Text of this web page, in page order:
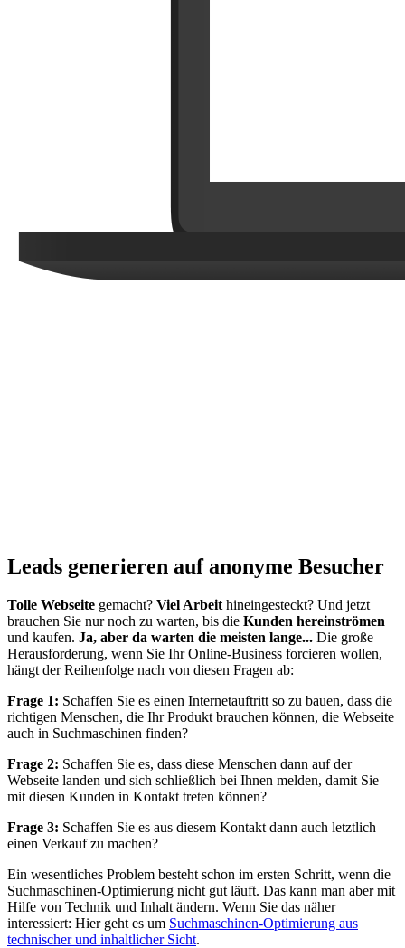
Leads generieren auf anonyme Besucher
Tolle Webseite gemacht? Viel Arbeit hineingesteckt? Und jetzt
brauchen Sie nur noch zu warten, bis die Kunden hereinströmen
und kaufen. Ja, aber da warten die meisten lange... Die große
Herausforderung, wenn Sie Ihr Online-Business forcieren wollen,
hängt der Reihenfolge nach von diesen Fragen ab:
Frage 1: Schaffen Sie es einen Internetauftritt so zu bauen, dass die
richtigen Menschen, die Ihr Produkt brauchen können, die Webseite
auch in Suchmaschinen finden?
Frage 2: Schaffen Sie es, dass diese Menschen dann auf der
Webseite landen und sich schließlich bei Ihnen melden, damit Sie
mit diesen Kunden in Kontakt treten können?
Frage 3: Schaffen Sie es aus diesem Kontakt dann auch letztlich
einen Verkauf zu machen?
Ein wesentliches Problem besteht schon im ersten Schritt, wenn die
Suchmaschinen-Optimierung nicht gut läuft. Das kann man aber mit
Hilfe von Technik und Inhalt ändern. Wenn Sie das näher
interessiert: Hier geht es um Suchmaschinen-Optimierung aus
technischer und inhaltlicher Sicht.